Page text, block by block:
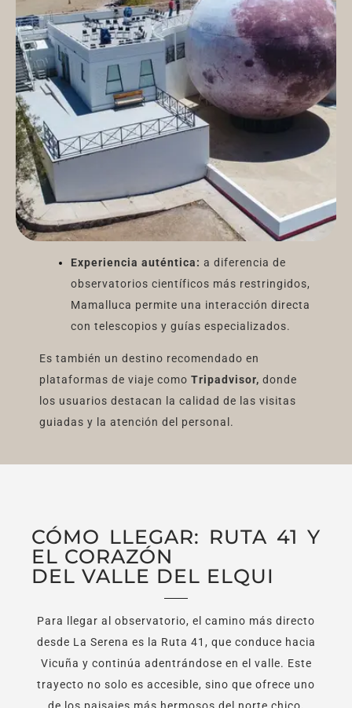
Experiencia auténtica: a diferencia de
observatorios científicos más restringidos,
Mamalluca permite una interacción directa
con telescopios y guías especializados.
Es también un destino recomendado en
plataformas de viaje como Tripadvisor, donde
los usuarios destacan la calidad de las visitas
guiadas y la atención del personal.
CÓMO LLEGAR: RUTA 41 Y
EL CORAZÓN
DEL VALLE DEL ELQUI
Para llegar al observatorio, el camino más directo
desde La Serena es la Ruta 41, que conduce hacia
Vicuña y continúa adentrándose en el valle. Este
trayecto no solo es accesible, sino que ofrece uno